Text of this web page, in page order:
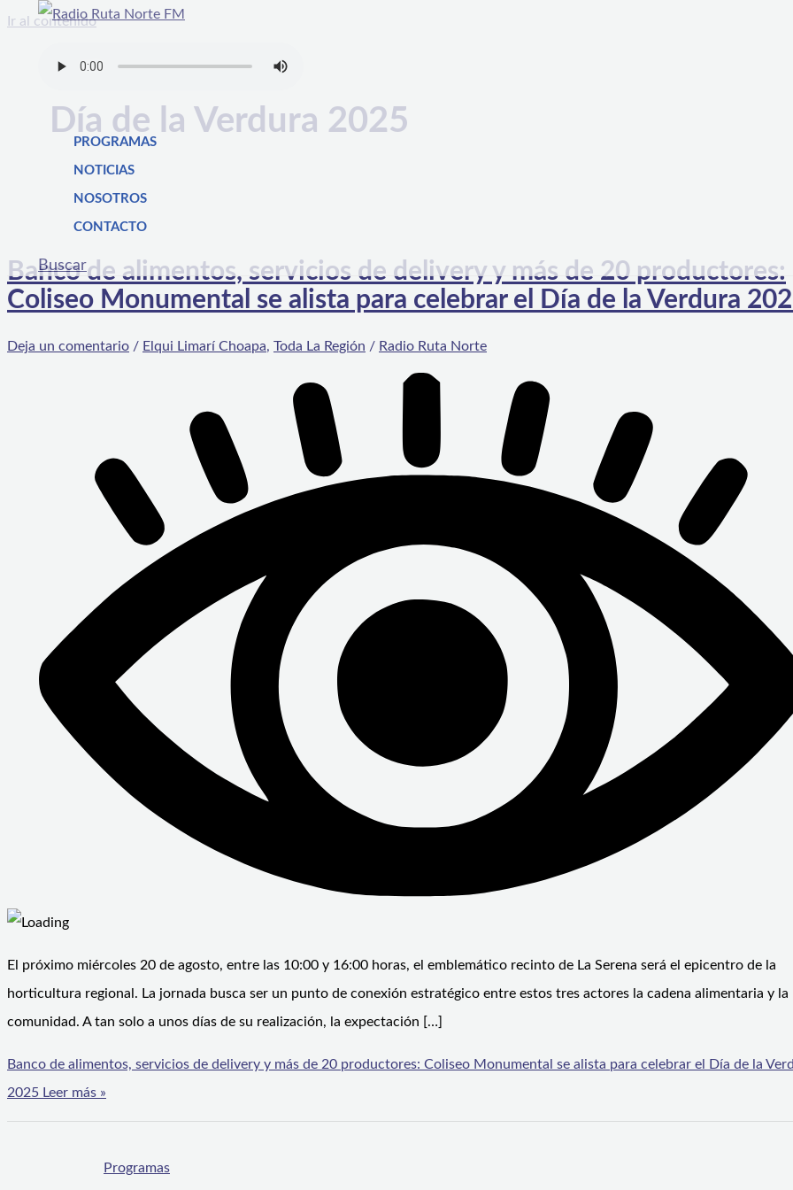
Ir al contenido
PROGRAMAS
NOTICIAS
NOSOTROS
CONTACTO
Buscar
Día de la Verdura 2025
Banco de alimentos, servicios de delivery y más de 20 productores:
Coliseo Monumental se alista para celebrar el Día de la Verdura
Deja un comentario / Elqui Limarí Choapa, Toda La Región / Radio Ruta Norte
El próximo miércoles 20 de agosto, entre las 10:00 y 16:00 horas, el emblemático recinto de La Serena será el epicentro de la
horticultura regional. La jornada busca ser un punto de conexión estratégico entre estos tres actores la cadena alimentaria y la
comunidad. A tan solo a unos días de su realización, la expectación […]
Banco de alimentos, servicios de delivery y más de 20 productores: Coliseo Monumental se alista para celebrar el Día de la
2025 Leer más »
Programas